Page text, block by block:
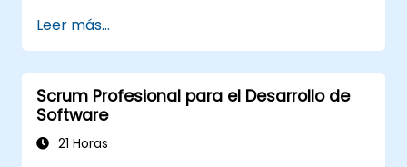
Leer más...
Scrum Profesional para el Desarrollo de
Software
21 Horas